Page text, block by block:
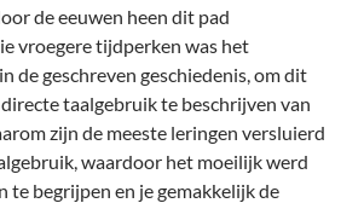
de eeuwen heen dit pad
vroegere tijdperken was het
de geschreven geschiedenis, om dit
taalgebruik te beschrijven van
zijn de meeste leringen versluierd
waardoor het moeilijk werd
te begrijpen en je gemakkelijk de